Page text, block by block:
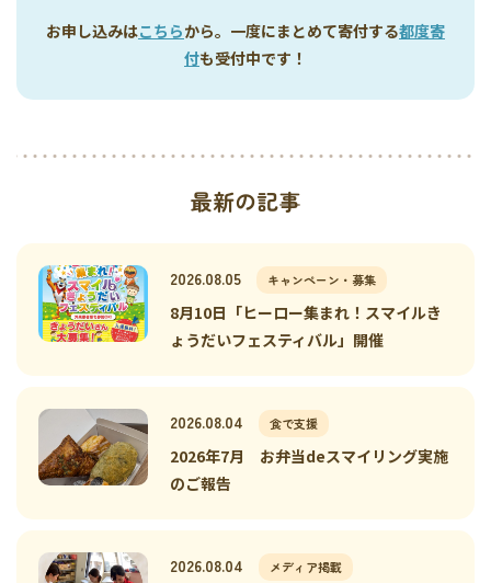
お申し込みはこちらから。一度にまとめて寄付する都度寄
付も受付中です！
最新の記事
2026.08.05 キャンペーン・募集
8月10日「ヒーロー集まれ！スマイルき
ょうだいフェスティバル」開催
2026.08.04 食で支援
2026年7月 お弁当deスマイリング実施
のご報告
2026.08.04 メディア掲載